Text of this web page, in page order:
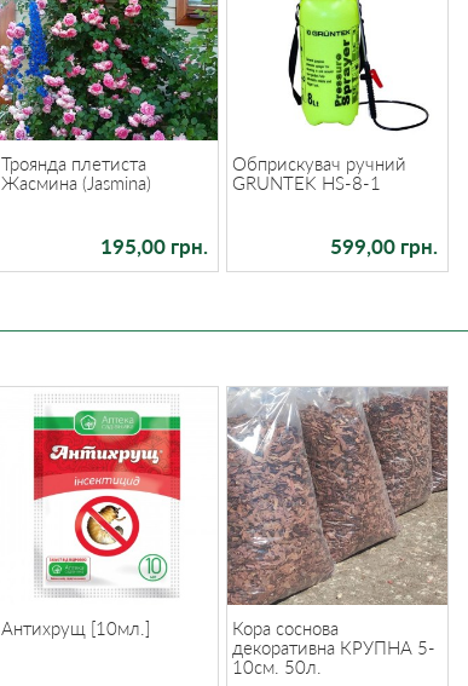
Троянда плетиста
Жасмина (Jasmina)
195,00 грн.
Обприскувач ручний
GRUNTEK HS-8-1
599,00 грн.
Антихрущ [10мл.]
Кора соснова
декоративна КРУПНА 5-
10см. 50л.